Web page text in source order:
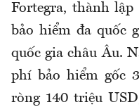
Fortegra, thành
bảo hiểm đa quốc
quốc gia châu Âu.
phí bảo hiểm gốc
ròng 140 triệu